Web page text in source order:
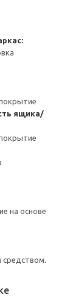
ящика/
на основе